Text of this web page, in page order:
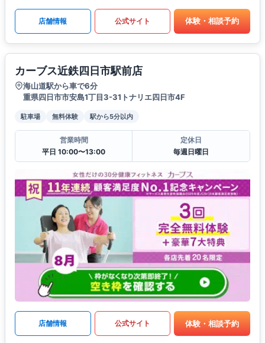
店舗情報 公式サイト 体験・相談予約
カーブス近鉄四日市駅前店
海山道駅から車で6分
重県四日市市安島1丁目3-31トナリエ四日市4F
駐車場 無料体験 駅から5分以内
営業時間
平日 10:00〜13:00
定休日
毎週日曜日
店舗情報 公式サイト 体験・相談予約